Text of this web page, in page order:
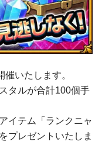
いたします。
タルが合計100個手
イテム「ランクニャ
プレゼントいたしま